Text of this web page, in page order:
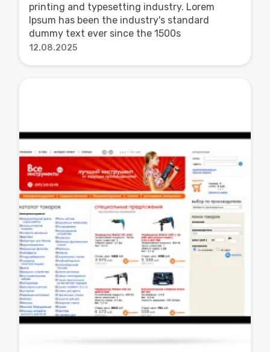
printing and typesetting industry. Lorem
Ipsum has been the industry's standard
dummy text ever since the 1500s
12.08.2025